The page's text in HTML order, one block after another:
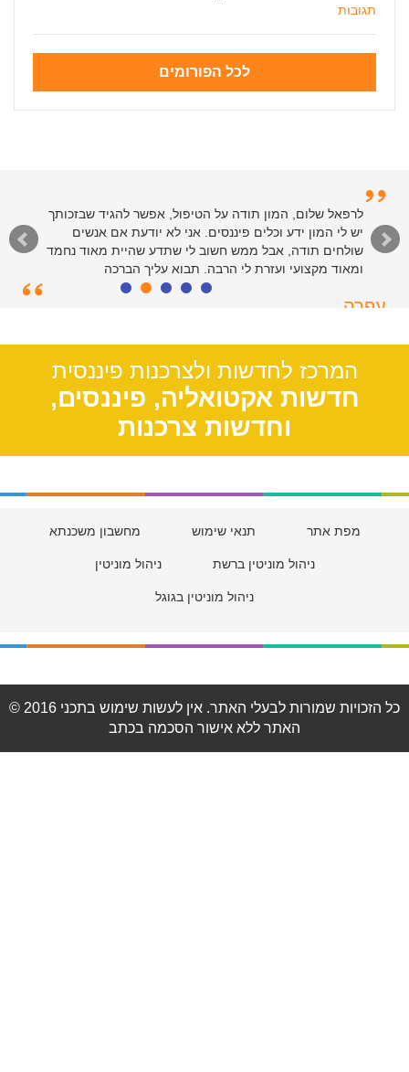
תגובות
לכל הפורומים
לרפאל שלום, המון תודה על הטיפול, אפשר להגיד שבזכותך
יש לי המון ידע וכלים פיננסים. אני לא יודעת אם אנשים
שולחים תודה, אבל ממש חשוב לי שתדע שהיית מאוד נחמד
ומאוד מקצועי ועזרת לי הרבה. תבוא עליך הברכה
עפרה
המרכז לחדשות ולצרכנות פיננסית
חדשות אקטואליה, פיננסים,
וחדשות צרכנות
מפת אתר תנאי שימוש מחשבון משכנתא
ניהול מוניטין ברשת ניהול מוניטין
ניהול מוניטין בגוגל
© 2016 כל הזכויות שמורות לבעלי האתר. אין לעשות שימוש בתכני
האתר ללא אישור הסכמה בכתב